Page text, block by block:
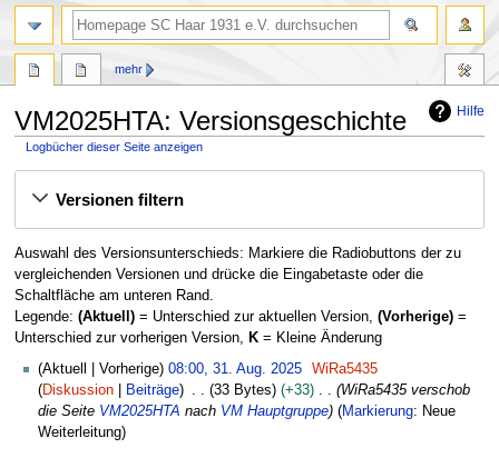
Hilfe
VM2025HTA: Versionsgeschichte
Logbücher dieser Seite anzeigen
Navigation
Suche Versionen filtern
Auswahl des Versionsunterschieds: Markiere die Radiobuttons der zu
vergleichenden Versionen und drücke die Eingabetaste oder die
Schaltfläche am unteren Rand.
Legende: (Aktuell)= Unterschied zur aktuellen Version, (Vorherige)=
Unterschied zur vorherigen Version, K= Kleine Änderung
Aktuell Vorherige 08:00, 31. Aug. 2025
WiRa5435
Diskussion
Beiträge 33 Bytes +33
WiRa5435 verschob
die Seite VM2025HTA nach VM Hauptgruppe Markierung: Neue
Weiterleitung
mehr
Suche